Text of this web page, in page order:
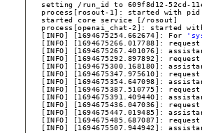
setting /run_id
to 609f8d12-52cd-
process[rosout-1]: started with pid
started core service [ /rosout
process[openai_chat-2]: started
[INFO] [1694675254.662674]: For
[INFO] [1694675266.017788]:
[INFO] [1694675267.401076]:
[INFO] [1694675292.897892]: request:
[INFO] [1694675300.168180]:
[INFO] [1694675347.975610]: request:
[INFO] [1694675354.647098]:
[INFO] [1694675387.510775]: request:
[INFO] [1694675391.409440]:
[INFO] [1694675436.047036]: request:
[INFO] [1694675447.019485]:
[INFO] [1694675485.687087]: request:
[INFO] [1694675507.944942]: